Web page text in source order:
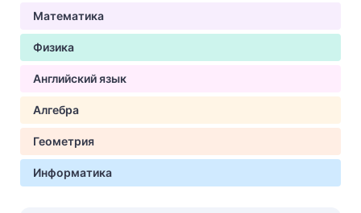
Математика
Физика
Английский язык
Алгебра
Геометрия
Информатика